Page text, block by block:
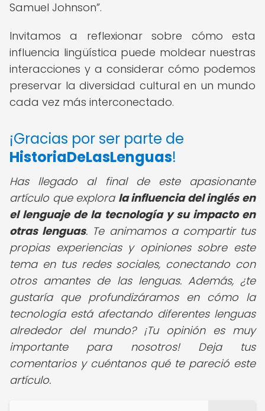
Samuel Johnson .
Invitamos a reflexionar sobre cómo esta
influencia lingüística puede moldear nuestras
interacciones y a considerar cómo podemos
preservar la diversidad cultural en un mundo
cada vez más interconectado.
¡Gracias por ser parte de
HistoriaDeLasLenguas!
Has llegado al final de este apasionante
artículo que explora la influencia del inglés en
el lenguaje de la tecnología y su impacto en
otras lenguas. Te animamos a compartir tus
propias experiencias y opiniones sobre este
tema en tus redes sociales, conectando con
otros amantes de las lenguas. Además, ¿te
gustaría que profundizáramos en cómo la
tecnología está afectando diferentes lenguas
alrededor del mundo? ¡Tu opinión es muy
importante para nosotros! Deja tus
comentarios y cuéntanos qué te pareció este
artículo.